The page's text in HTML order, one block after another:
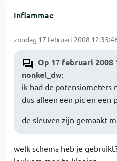
Inflammae
zondag 17 februari 2008 12:35:46
Op 17 februari 2008
nonkel_dw:
ik had de potensiometers
dus alleen een pic en een
de sleuven zijn gemaakt
welk schema heb je